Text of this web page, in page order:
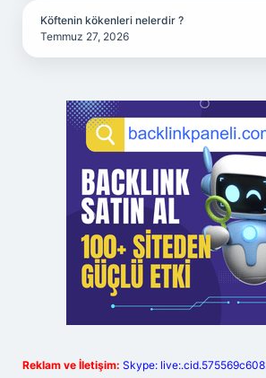
Köftenin kökenleri nelerdir ?
Temmuz 27, 2026
Reklam ve İletişim: Skype: